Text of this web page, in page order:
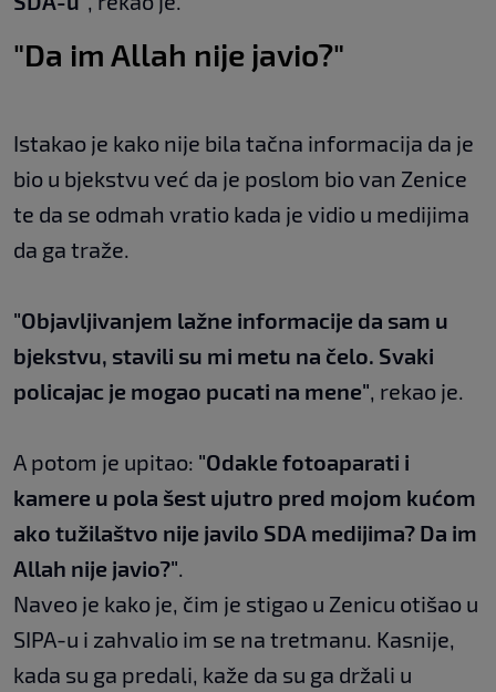
"Da im Allah nije javio?"
Istakao je kako nije bila tačna informacija da je
bio u bjekstvu već da je poslom bio van Zenice
te da se odmah vratio kada je vidio u medijima
da ga traže.
"Objavljivanjem lažne informacije da sam u
bjekstvu, stavili su mi metu na čelo. Svaki
policajac je mogao pucati na mene", rekao je.
A potom je upitao: "Odakle fotoaparati i
kamere u pola šest ujutro pred mojom kućom
ako tužilaštvo nije javilo SDA medijima? Da im
Allah nije javio?".
Naveo je kako je, čim je stigao u Zenicu otišao u
SIPA-u i zahvalio im se na tretmanu. Kasnije,
kada su ga predali, kaže da su ga držali u